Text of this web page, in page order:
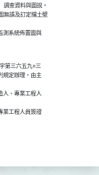
查資料與圖說。
無誤及訂定擋土壁
測系統佈置圖與
第三六五九○三
規定辦理，由主
人、專業工程人
業工程人員簽證